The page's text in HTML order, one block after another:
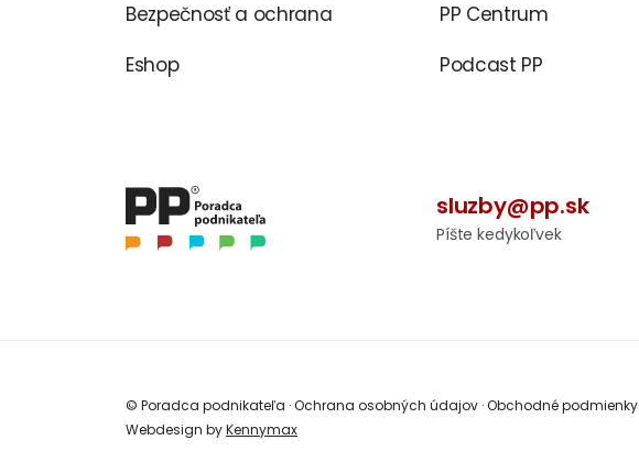
Bezpečnosť a ochrana
Eshop
PP Centrum
Podcast PP
sluzby@pp.sk
Píšte kedykoľvek
© Poradca podnikateľa ·Ochrana osobných údajov ·Obchodné podmienky
Webdesign byKennymax